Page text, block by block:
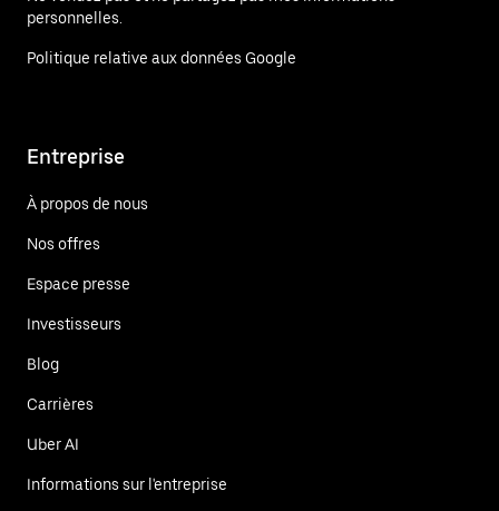
personnelles.
Politique relative aux données Google
Entreprise
À propos de nous
Nos offres
Espace presse
Investisseurs
Blog
Carrières
Uber AI
Informations sur l'entreprise